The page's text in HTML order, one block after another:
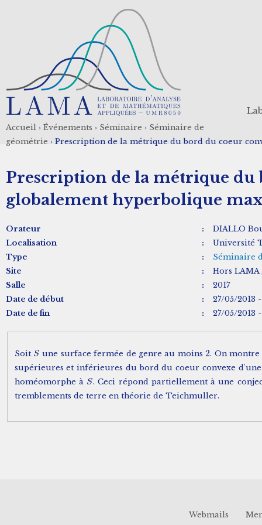
Fil
Accueil › Événements › Séminaire › Séminaire de
géométrie › Prescription de la métrique du bord du coeur
Prescription de la métrique du
globalement hyperbolique
Orateur :
DIALLO
Localisation
:
Université
Type
:
Séminaire
Site
:
Hors LAMA
Salle
:
2017
Date de début
:
27/05/2013 -
Date de fin
: 27/05/2013 -
Soit S
S une surface fermée de genre au moins2
2. On
supérieures et inférieures du bord du coeur convexe
homéomorphe à S
S. Ceci répond partiellement à une
tremblements de terre en théorie de Teichmuller.
Webmails